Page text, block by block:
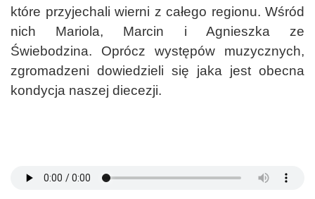
które przyjechali wierni z całego regionu. Wśród
nich Mariola, Marcin i Agnieszka ze
Świebodzina. Oprócz występów muzycznych,
zgromadzeni dowiedzieli się jaka jest obecna
kondycja naszej diecezji.